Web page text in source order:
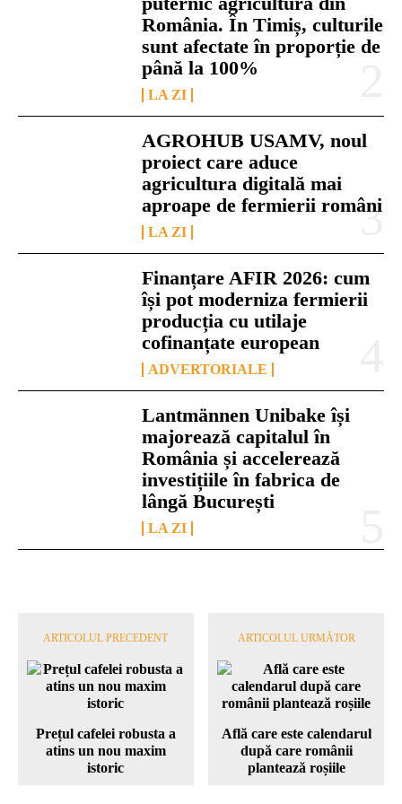
România. În Timiș, culturile
sunt afectate în proporție de
până la 100%
LA ZI
AGROHUB USAMV, noul
proiect care aduce
agricultura digitală mai
aproape de fermierii români
LA ZI
Finanțare AFIR 2026: cum
își pot moderniza fermierii
producția cu utilaje
cofinanțate european
ADVERTORIALE
Lantmännen Unibake își
majorează capitalul în
România și accelerează
investițiile în fabrica de
lângă București
LA ZI
ARTICOLUL PRECEDENT
Prețul cafelei robusta a
atins un nou maxim
istoric
ARTICOLUL URMĂTOR
Află care este calendarul
după care românii
plantează roșiile